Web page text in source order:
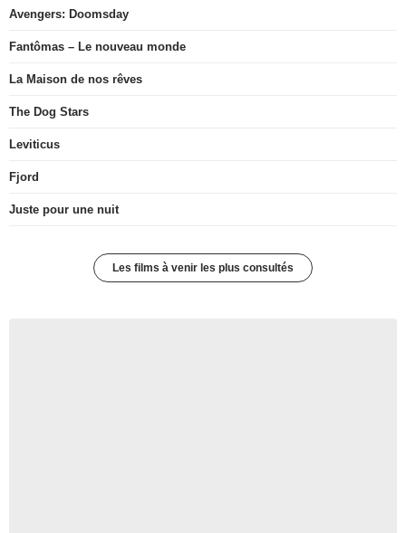
Avengers: Doomsday
Fantômas – Le nouveau monde
La Maison de nos rêves
The Dog Stars
Leviticus
Fjord
Juste pour une nuit
Les films à venir les plus consultés